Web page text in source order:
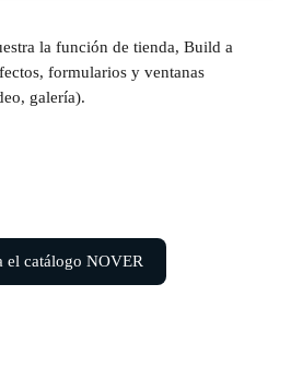
la función de tienda, Build a
formularios y ventanas
galería).
el catálogo NOVER